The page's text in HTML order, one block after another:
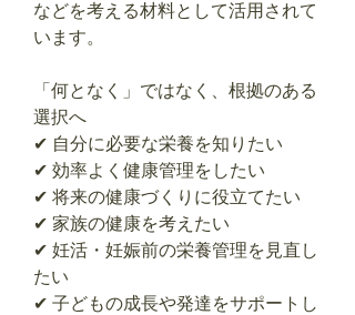
などを考える材料として活用されて
います。
「何となく」ではなく、根拠のある
選択へ
✔ 自分に必要な栄養を知りたい
✔ 効率よく健康管理をしたい
✔ 将来の健康づくりに役立てたい
✔ 家族の健康を考えたい
✔ 妊活・妊娠前の栄養管理を見直し
たい
✔ 子どもの成長や発達をサポートし